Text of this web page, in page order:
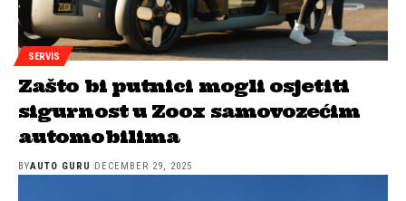
SERVIS
Zašto bi putnici mogli osjetiti
sigurnost u Zoox samovozećim
automobilima
BYAUTO GURU DECEMBER 29, 2025